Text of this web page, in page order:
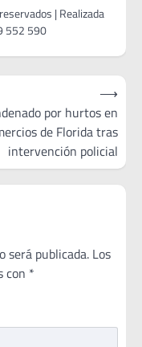
por hurtos en
de Florida tras
intervención policial
⟶
será publicada. Los
con *